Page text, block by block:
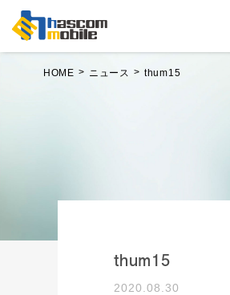
HOME ニュース thum15
thum15
2020.08.30